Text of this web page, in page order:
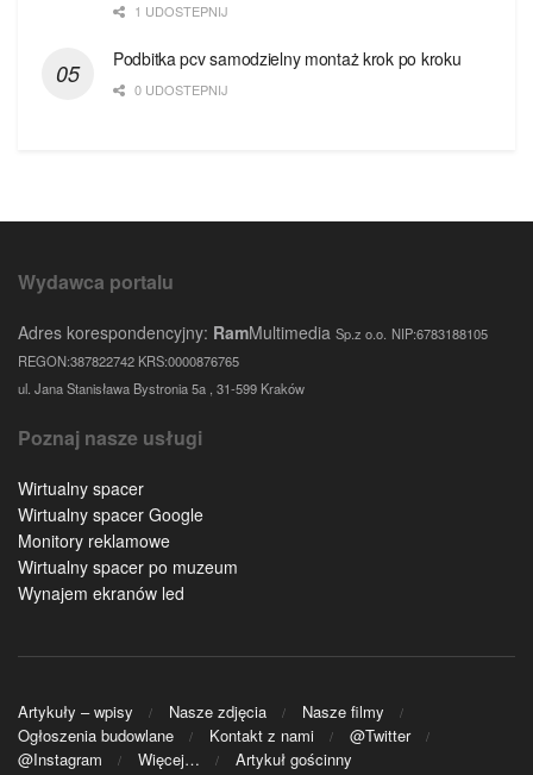
1 UDOSTEPNIJ
Podbitka pcv samodzielny montaż krok po kroku
0 UDOSTEPNIJ
Wydawca portalu
Adres korespondencyjny: RamMultimedia Sp.z o.o. NIP:6783188105
REGON:387822742 KRS:0000876765
ul. Jana Stanisława Bystronia 5a , 31-599 Kraków
Poznaj nasze usługi
Wirtualny spacer
Wirtualny spacer Google
Monitory reklamowe
Wirtualny spacer po muzeum
Wynajem ekranów led
Artykuły – wpisy Nasze zdjęcia
Nasze filmy
Ogłoszenia budowlane
Kontakt z nami
@Twitter
@Instagram
Więcej… Artykuł gościnny